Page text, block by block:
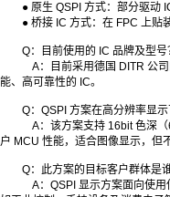
● 原生 QSPI 方式：部分驱动
● 桥接 IC 方式：在 FPC 上贴
Q：目前使用的 IC 品牌及型号
A：目前采用德国 DITR 公
能、高可靠性的 IC。
Q： QSPI 方案在高分辨率显示
A：该方案支持 16bit色深（
户 MCU 性能，适合图像显示，但
Q：此方案的目标客户群体是谁
A：QSPI 显示方案面向使用